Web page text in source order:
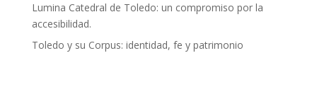
Lumina Catedral de Toledo: un compromiso por la
accesibilidad.
Toledo y su Corpus: identidad, fe y patrimonio